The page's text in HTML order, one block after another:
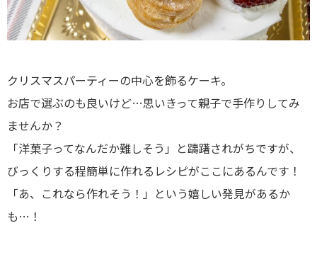
クリスマスパーティーの中心を飾るケーキ。
お店で選ぶのも良いけど…思いきって親子で手作りしてみ
ませんか？
「洋菓子ってなんだか難しそう」と躊躇されがちですが、
びっくりする程簡単に作れるレシピがここにあるんです！
「あ、これなら作れそう！」という嬉しい発見があるか
も…！